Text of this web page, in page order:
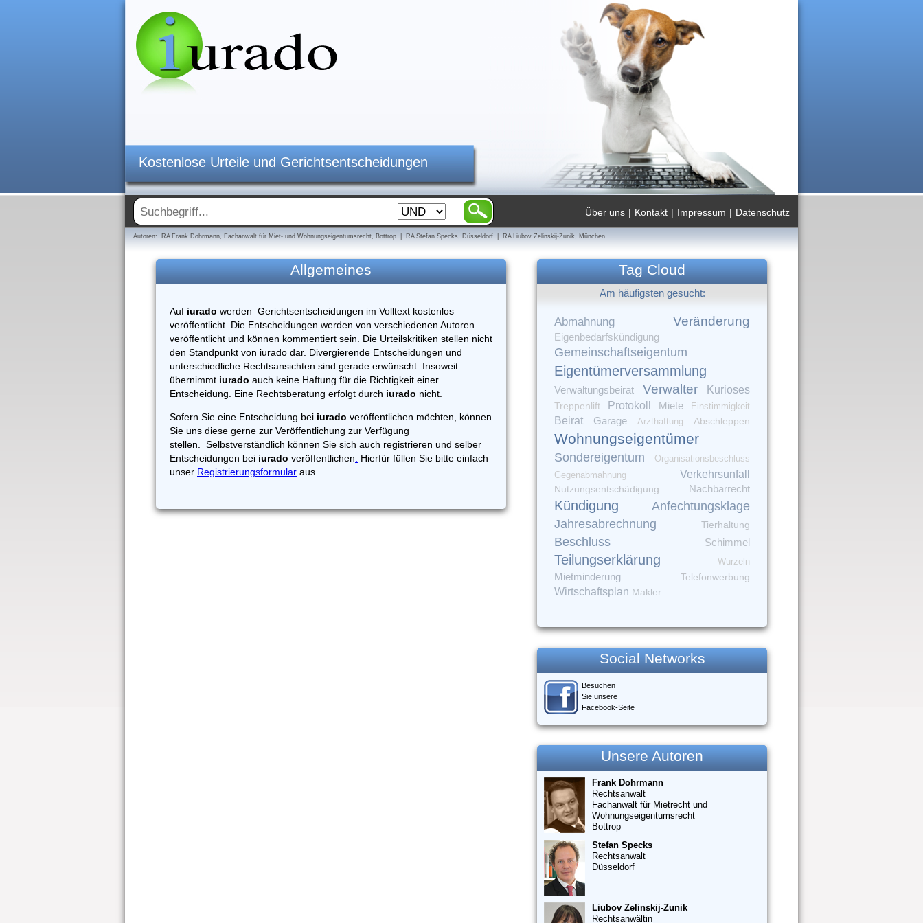
Kostenlose Urteile und Gerichtsentscheidungen
Datenschutz
|
Impressum
|
Kontakt
|
Über uns
Autoren: RA Frank Dohrmann, Fachanwalt für Miet- und Wohnungseigentumsrecht, Bottrop | RA Stefan Specks, Düsseldorf | RA Liubov Zelinskij-Zunik, München
Allgemeines
Auf iurado werden Gerichtsentscheidungen im Volltext kostenlos
veröffentlicht. Die Entscheidungen werden von verschiedenen Autoren
veröffentlicht und können kommentiert sein. Die Urteilskritiken stellen nicht
den Standpunkt von iurado dar. Divergierende Entscheidungen und
unterschiedliche Rechtsansichten sind gerade erwünscht. Insoweit
übernimmt iurado auch keine Haftung für die Richtigkeit einer
Entscheidung. Eine Rechtsberatung erfolgt durch iurado nicht.
Sofern Sie eine Entscheidung bei iurado veröffentlichen möchten, können
Sie uns diese gerne zur Veröffentlichung zur Verfügung
stellen. Selbstverständlich können Sie sich auch registrieren und selber
Entscheidungen bei iurado veröffentlichen
Hierfür füllen Sie bitte einfach
unser Registrierungsformular aus.
Tag Cloud
Am häufigsten gesucht:
Abmahnung Veränderung
Eigenbedarfskündigung
Gemeinschaftseigentum
Eigentümerversammlung
Verwaltungsbeirat Verwalter Kurioses
Treppenlift Protokoll Miete Einstimmigkeit
Beirat Garage Arzthaftung Abschleppen
Wohnungseigentümer
Sondereigentum
Organisationsbeschluss
Gegenabmahnung
Verkehrsunfall
Nutzungsentschädigung Nachbarrecht
Kündigung
Anfechtungsklage
Jahresabrechnung
Tierhaltung
Beschluss Schimmel
Teilungserklärung Wurzeln
Mietminderung Telefonwerbung
Wirtschaftsplan Makler
Social Networks
Besuchen
Sie unsere
Facebook-Seite
Unsere Autoren
Frank Dohrmann
Rechtsanwalt
Fachanwalt für Mietrecht und
Wohnungseigentumsrecht
Bottrop
Stefan Specks
Rechtsanwalt
Düsseldorf
Liubov Zelinskij-Zunik
Rechtsanwältin